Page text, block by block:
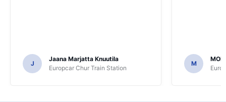
J
Jaana Marjatta Knuutila
Europcar Chur Train Station
M